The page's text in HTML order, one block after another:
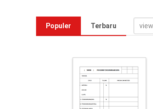
Populer Terbaru